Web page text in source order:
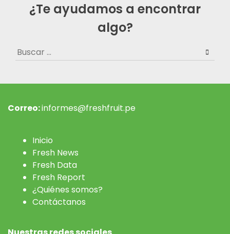
¿Te ayudamos a encontrar
algo?
Buscar:
Correo:informes@freshfruit.pe
Inicio
Fresh News
Fresh Data
Fresh Report
¿Quiénes somos?
Contáctanos